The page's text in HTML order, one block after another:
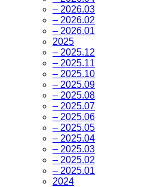
– 2026.03
– 2026.02
– 2026.01
2025
– 2025.12
– 2025.11
– 2025.10
– 2025.09
– 2025.08
– 2025.07
– 2025.06
– 2025.05
– 2025.04
– 2025.03
– 2025.02
– 2025.01
2024